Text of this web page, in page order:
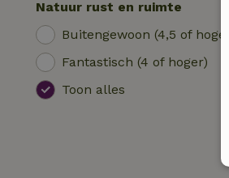
Natuur rust en ruimte
Buitengewoon (4,5 of hoger)
Fantastisch (4 of hoger)
Toon alles